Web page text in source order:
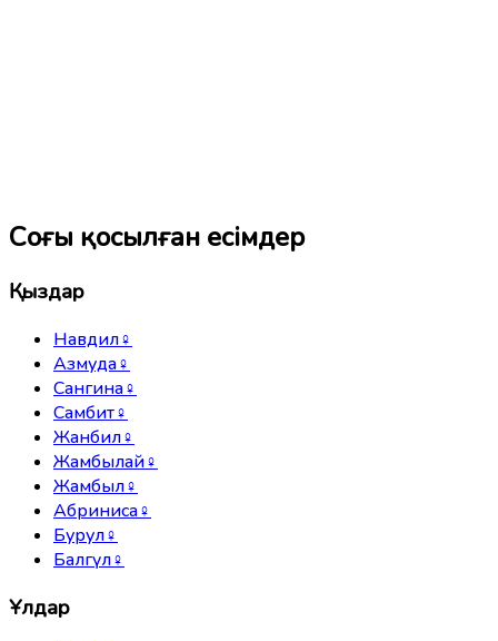
Соңғы қосылған есімдер
Қыздар
Навдил♀
Азмуда♀
Сангина♀
Самбит♀
Жанбил♀
Жамбылай♀
Жамбыл♀
Абриниса♀
Бурул♀
Балгүл♀
Ұлдар